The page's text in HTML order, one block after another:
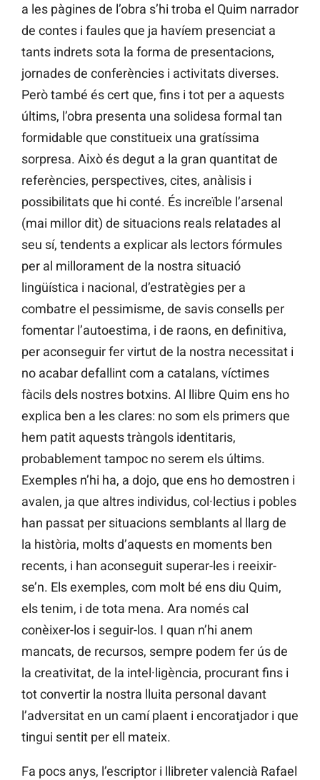
a les pàgines de l’obra s’hi troba el Quim narrador
de contes i faules que ja havíem presenciat a
tants indrets sota la forma de presentacions,
jornades de conferències i activitats diverses.
Però també és cert que, fins i tot per a aquests
últims, l’obra presenta una solidesa formal tan
formidable que constitueix una gratíssima
sorpresa. Això és degut a la gran quantitat de
referències, perspectives, cites, anàlisis i
possibilitats que hi conté. És increïble l’arsenal
(mai millor dit) de situacions reals relatades al
seu sí, tendents a explicar als lectors fórmules
per al millorament de la nostra situació
lingüística i nacional, d’estratègies per a
combatre el pessimisme, de savis consells per
fomentar l’autoestima, i de raons, en definitiva,
per aconseguir fer virtut de la nostra necessitat i
no acabar defallint com a catalans, víctimes
fàcils dels nostres botxins. Al llibre Quim ens ho
explica ben a les clares: no som els primers que
hem patit aquests tràngols identitaris,
probablement tampoc no serem els últims.
Exemples n’hi ha, a dojo, que ens ho demostren i
avalen, ja que altres individus, col·lectius i pobles
han passat per situacions semblants al llarg de
la història, molts d’aquests en moments ben
recents, i han aconseguit superar-les i reeixir-
se’n. Els exemples, com molt bé ens diu Quim,
els tenim, i de tota mena. Ara només cal
conèixer-los i seguir-los. I quan n’hi anem
mancats, de recursos, sempre podem fer ús de
la creativitat, de la intel·ligència, procurant fins i
tot convertir la nostra lluita personal davant
l’adversitat en un camí plaent i encoratjador i que
tingui sentit per ell mateix.
Fa pocs anys, l’escriptor i llibreter valencià Rafael